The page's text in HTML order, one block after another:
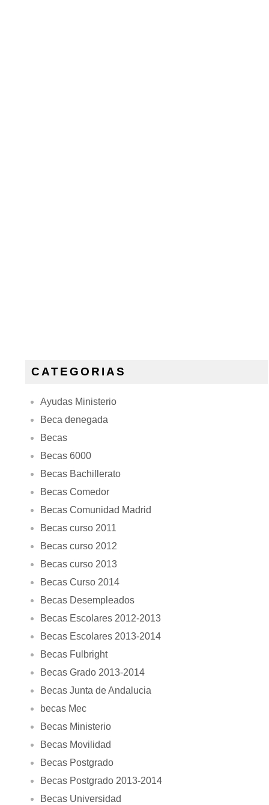
CATEGORIAS
Ayudas Ministerio
Beca denegada
Becas
Becas 6000
Becas Bachillerato
Becas Comedor
Becas Comunidad Madrid
Becas curso 2011
Becas curso 2012
Becas curso 2013
Becas Curso 2014
Becas Desempleados
Becas Escolares 2012-2013
Becas Escolares 2013-2014
Becas Fulbright
Becas Grado 2013-2014
Becas Junta de Andalucia
becas Mec
Becas Ministerio
Becas Movilidad
Becas Postgrado
Becas Postgrado 2013-2014
Becas Universidad